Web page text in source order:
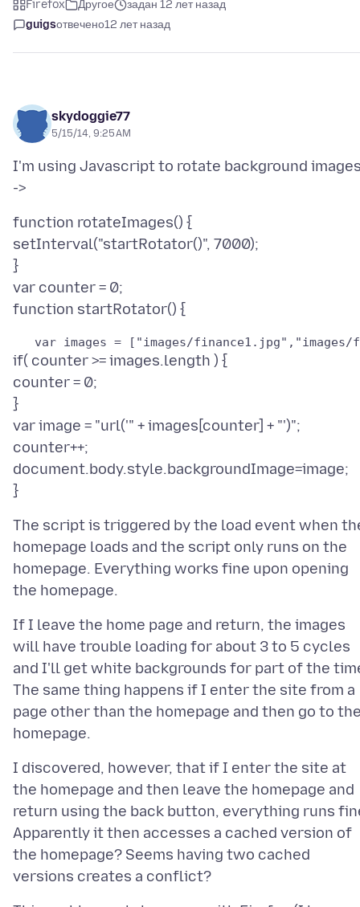
Firefox Другое
задан 12 лет назад
guigsотвечено12 лет назад
skydoggie77
5/15/14, 9:25 AM
I'm using Javascript to rotate background
function rotateImages() {
setInterval("startRotator()", 7000);
}
var counter = 0;
if( counter >= images.length ) {
counter = 0;
}
var image = "url('" + images[counter] + "')";
counter++;
document.body.style.backgroundImage=image;
The script is triggered by the load event when
homepage loads and the script only runs on the
homepage. Everything works fine upon opening
If I leave the home page and return, the images
will have trouble loading for about 3 to 5 cycles
and I'll get white backgrounds for part of the
The same thing happens if I enter the site from a
page other than the homepage and then go to
I discovered, however, that if I enter the site at
the homepage and then leave the homepage and
return using the back button, everything runs
Apparently it then accesses a cached version of
the homepage? Seems having two cached